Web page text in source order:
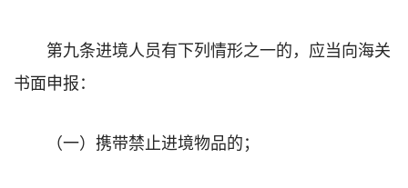
第九条进境人员有下列情形之一的，应当向海关
书面申报：
（一）携带禁止进境物品的；